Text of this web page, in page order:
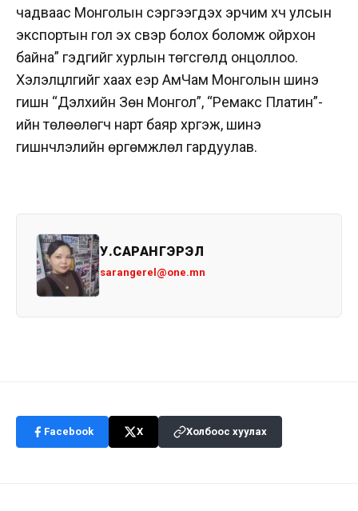
чадваас Монголын сэргээгдэх эрчим хүч улсын
экспортын гол эх үүсвэр болох боломж ойрхон
байна” гэдгийг хурлын төгсгөлд онцоллоо.
Хэлэлцүүлгийг хаах үеэр АмЧам Монголын шинэ
гишүүн “Дэлхийн Зөн Монгол”, “Ремакс Платин”-
ийн төлөөлөгч нарт баяр хүргэж, шинэ
гишүүнчлэлийн өргөмжлөл гардуулав.
У.САРАНГЭРЭЛ
sarangerel@one.mn
Facebook X Холбоос хуулах